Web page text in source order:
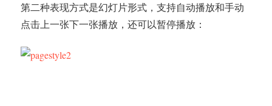
第二种表现方式是幻灯片形式，支持自动播放和手动
点击上一张下一张播放，还可以暂停播放：